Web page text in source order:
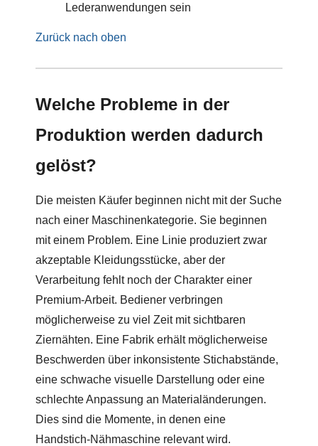
Lederanwendungen sein
Zurück nach oben
Welche Probleme in der
Produktion werden dadurch
gelöst?
Die meisten Käufer beginnen nicht mit der Suche
nach einer Maschinenkategorie. Sie beginnen
mit einem Problem. Eine Linie produziert zwar
akzeptable Kleidungsstücke, aber der
Verarbeitung fehlt noch der Charakter einer
Premium-Arbeit. Bediener verbringen
möglicherweise zu viel Zeit mit sichtbaren
Ziernähten. Eine Fabrik erhält möglicherweise
Beschwerden über inkonsistente Stichabstände,
eine schwache visuelle Darstellung oder eine
schlechte Anpassung an Materialänderungen.
Dies sind die Momente, in denen eine
Handstich-Nähmaschine relevant wird.